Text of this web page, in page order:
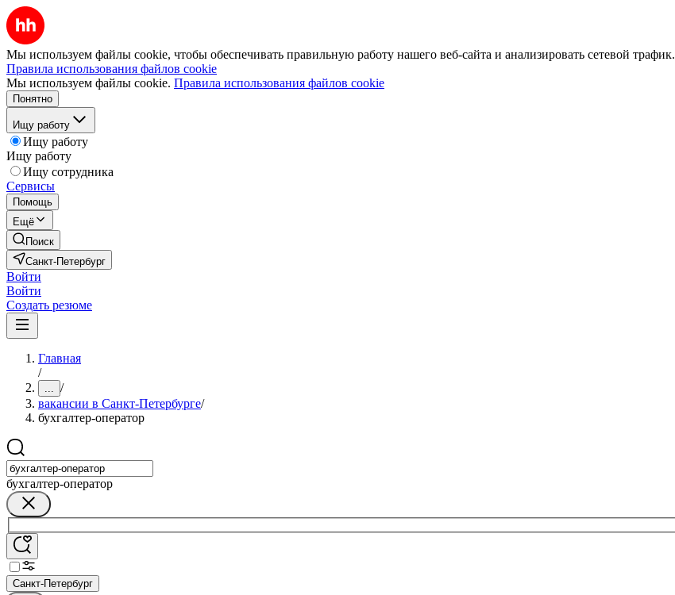
Мы используем файлы cookie, чтобы обеспечивать правильную работу нашего веб-сайта и анализировать сетевой трафик.
Правила использования файлов cookie
Мы используем файлы cookie. Правила использования файлов cookie
Понятно
Ищу работу
Ищу работу
Ищу работу
Ищу сотрудника
Сервисы
Помощь
Ещё
Поиск
Санкт-Петербург
Войти
Войти
Создать резюме
Главная
/
... /
вакансии в Санкт-Петербурге/
бухгалтер-оператор
бухгалтер-оператор
Санкт-Петербург